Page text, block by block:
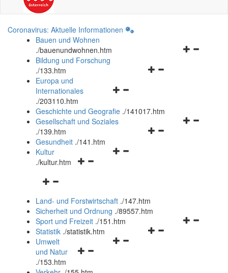
Coronavirus: Aktuelle Informationen
Bauen und Wohnen
./bauenundwohnen.htm
Navigationsmenü
Bildung und Forschung
./133.htm
Navigationsmenü
und
schließen
Europa und
Internationales
./203110.htm
Geschichte und Geografie ./141017.htm
Navigationsmenü
Gesellschaft und Soziales
./139.htm
Navigationsmenü
Gesundheit ./141.htm
Navigationsmenü
Kultur
./kultur.htm
Navigationsmenü
und
schließen
Land- und Forstwirtschaft ./147.htm
Sicherheit und Ordnung ./89557.htm
Navigationsmenü
Sport und Freizeit ./151.htm
Navigationsmenü
Statistik ./statistik.htm
Navigationsmenü
und
Umwelt
und Natur
./153.htm